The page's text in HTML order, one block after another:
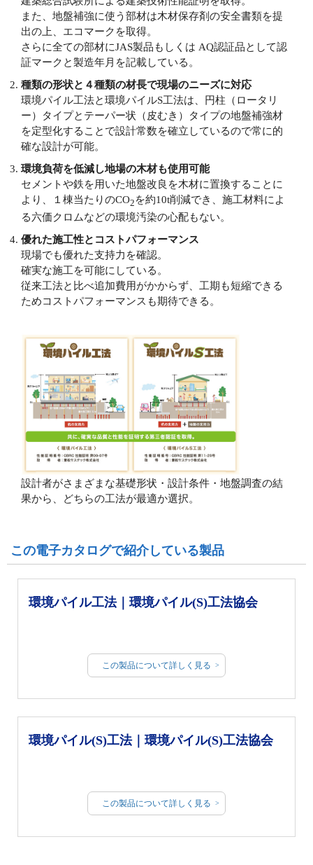
また、地盤補強に使う部材は木材保存剤の安全書類を提
出の上、エコマークを取得。
さらに全ての部材にJAS製品もしくは AQ認証品として認
証マークと製造年月を記載している。
種類の形状と４種類の材長で現場のニーズに対応
環境パイル工法と環境パイルS工法は、円柱（ロータリ
ー）タイプとテーパー状（皮むき）タイプの地盤補強材
を定型化することで設計常数を確立しているので常に的
確な設計が可能。
環境負荷を低減し地場の木材も使用可能
セメントや鉄を用いた地盤改良を木材に置換することに
より、１棟当たりのCO2 を約10t削減でき、施工材料によ
る六価クロムなどの環境汚染の心配もない。
優れた施工性とコストパフォーマンス
現場でも優れた支持力を確認。
確実な施工を可能にしている。
従来工法と比べ追加費用がかからず、工期も短縮できる
ためコストパフォーマンスも期待できる。
設計者がさまざまな基礎形状・設計条件・地盤調査の結
果から、どちらの工法が最適か選択。
この電子カタログで紹介している製品
環境パイル工法｜環境パイル(S)工法協会
この製品について詳しく見る
環境パイル(S)工法｜環境パイル(S)工法協会
この製品について詳しく見る